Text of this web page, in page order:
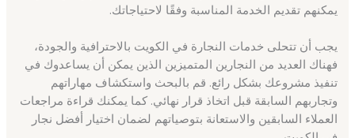
يمكنهم تقديم الخدمة المناسبة وفقًا لاحتياجاتك.
يجب أن تتحلى خدمات النجارة في الكويت بالاحترافية والجودة،
فهناك العديد من النجارين المتميزين الذين يمكن أن يساعدوك في
تنفيذ مشروعك بشكل رائع. قم بالبحث واستكشاف مهاراتهم
وتجاربهم السابقة قبل اتخاذ قرار نهائي. كما يمكنك قراءة مراجعات
العملاء السابقين والاستعانة بتوصياتهم لضمان اختيار أفضل نجار